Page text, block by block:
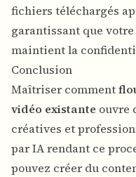
fichiers téléchargés
garantissant que
maintient la
Conclusion
Maîtriser comment
vidéo existante ouvre
créatives et
par IArendant ce
pouvez créer du